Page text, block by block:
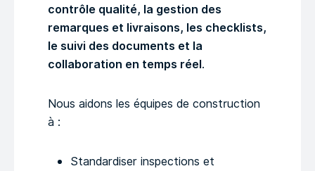
contrôle qualité, la gestion des
remarques et livraisons, les checklists,
le suivi des documents et la
collaboration en temps réel.
Nous aidons les équipes de construction
à :
Standardiser inspections et